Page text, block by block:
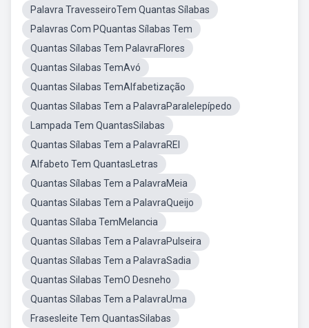
Palavra TravesseiroTem Quantas Sílabas
Palavras Com PQuantas Sílabas Tem
Quantas Sílabas Tem PalavraFlores
Quantas Silabas TemAvó
Quantas Silabas TemAlfabetização
Quantas Sílabas Tem a PalavraParalelepípedo
Lampada Tem QuantasSilabas
Quantas Sílabas Tem a PalavraREI
Alfabeto Tem QuantasLetras
Quantas Sílabas Tem a PalavraMeia
Quantas Silabas Tem a PalavraQueijo
Quantas Sílaba TemMelancia
Quantas Sílabas Tem a PalavraPulseira
Quantas Sílabas Tem a PalavraSadia
Quantas Silabas TemO Desneho
Quantas Sílabas Tem a PalavraUma
Frasesleite Tem QuantasSilabas